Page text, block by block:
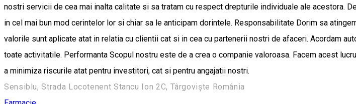
nostri servicii de cea mai inalta calitate si sa tratam cu respect drepturile individuale ale acestora.
in cel mai bun mod cerintelor lor si chiar sa le anticipam dorintele. Responsabilitate Dorim sa
valorile sunt aplicate atat in relatia cu clientii cat si in cea cu partenerii nostri de afaceri. Acordam
toate activitatile. Performanta Scopul nostru este de a crea o companie valoroasa. Facem acest
a minimiza riscurile atat pentru investitori, cat si pentru angajatii nostri.
Sensiblu, Strada Locotenent Stancu Ion 2C, Târgoviște România